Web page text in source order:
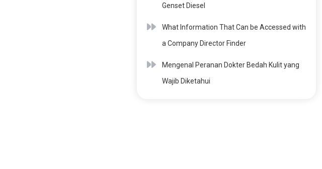
Genset Diesel
What Information That Can be Accessed with
a Company Director Finder
Mengenal Peranan Dokter Bedah Kulit yang
Wajib Diketahui